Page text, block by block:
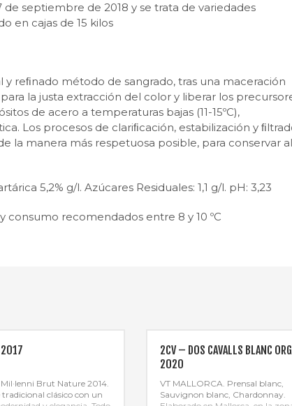
de septiembre de 2018 y se trata de variedades
en cajas de 15 kilos
reﬁnado método de sangrado, tras una maceración
la justa extracción del color y liberar los
de acero a temperaturas bajas (11-15ºC),
Los procesos de clariﬁcación, estabilización y
la manera más respetuosa posible, para conservar al
5,2% g/l. Azúcares Residuales: 1,1 g/l. pH: 3,23
consumo recomendados entre 8 y 10 ºC
2017
Brut Nature 2014.
tradicional clásico con un
2CV – DOS CAVALLS BLANC
2020
VT MALLORCA. Prensal blanc,
Sauvignon blanc, Chardonnay.